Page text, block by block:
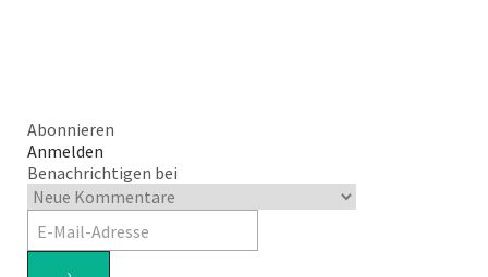
Abonnieren
Anmelden
Benachrichtigen bei